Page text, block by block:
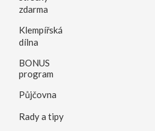
zdarma
Klempířská
dílna
BONUS
program
Půjčovna
Rady a tipy